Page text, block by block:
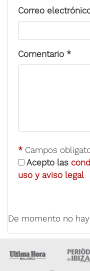
Correo
Comentario *
* Campos
Acepto las
uso y aviso legal
De momento no
Ultima Hora